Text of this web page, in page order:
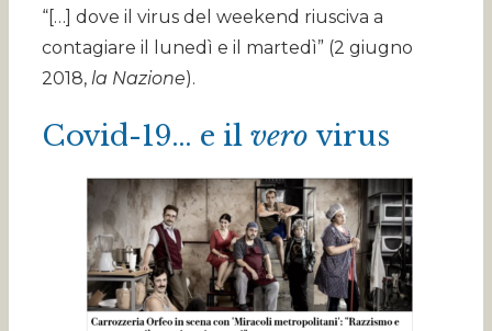
“[…] dove il virus del weekend riusciva a
contagiare il lunedì e il martedì” (2 giugno
2018, la Nazione).
Covid-19… e il verovirus